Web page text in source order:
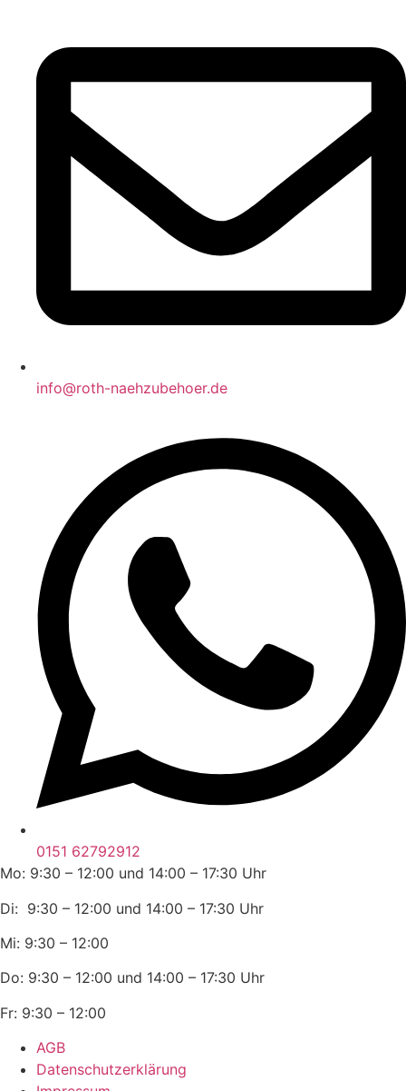
info@roth-naehzubehoer.de
0151 62792912
Mo: 9:30 – 12:00 und 14:00 – 17:30 Uhr
Di: 9:30 – 12:00 und 14:00 – 17:30 Uhr
Mi: 9:30 – 12:00
Do: 9:30 – 12:00 und 14:00 – 17:30 Uhr
Fr: 9:30 – 12:00
AGB
Datenschutzerklärung